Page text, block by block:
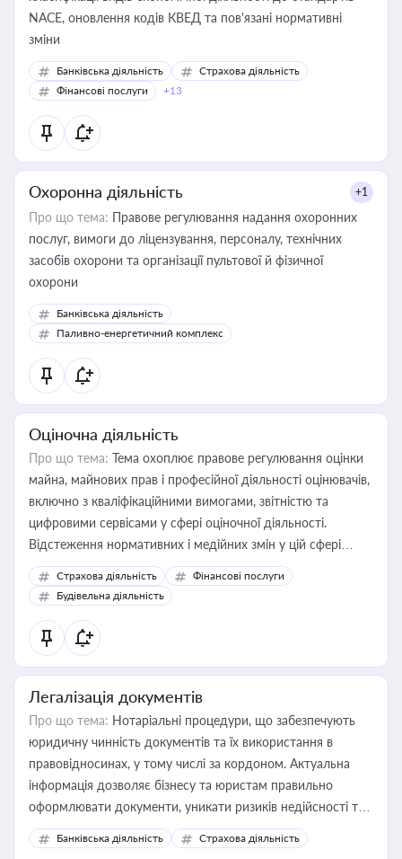
NACE, оновлення кодів КВЕД та пов'язані нормативні
зміни
Банківська діяльність
Страхова діяльність
Фінансові послуги
+13
Охоронна діяльність +1
Про що тема: Правове регулювання надання охоронних
послуг, вимоги до ліцензування, персоналу, технічних
засобів охорони та організації пультової й фізичної
охорони
Банківська діяльність
Паливно-енергетичний комплекс
Оціночна діяльність
Про що тема: Тема охоплює правове регулювання оцінки
майна, майнових прав і професійної діяльності оцінювачів,
включно з кваліфікаційними вимогами, звітністю та
цифровими сервісами у сфері оціночної діяльності.
Відстеження нормативних і медійних змін у цій сфері
корисне для власника бізнесу, керівника, юриста або
бухгалтера під час оподаткування, приватизації, оренди
державного майна, корпоративних угод і перевірки
статусу суб'єктів оціночної діяльності
Страхова діяльність
Фінансові послуги
Будівельна діяльність
Легалізація документів
Про що тема: Нотаріальні процедури, що забезпечують
юридичну чинність документів та їх використання в
правовідносинах, у тому числі за кордоном. Актуальна
інформація дозволяє бізнесу та юристам правильно
оформлювати документи, уникати ризиків недійсності та
забезпечувати їх належне прийняття органами влади та
контрагентами
Банківська діяльність Страхова діяльність